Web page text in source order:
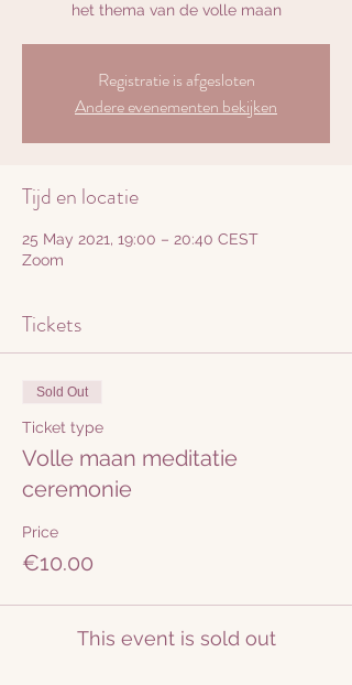
het thema van de volle maan
Registratie is afgesloten
Andere evenementen bekijken
Tijd en locatie
25 May 2021, 19:00 – 20:40 CEST
Zoom
Tickets
Sold Out
Ticket type
Volle maan meditatie
ceremonie
Price
€10.00
This event is sold out